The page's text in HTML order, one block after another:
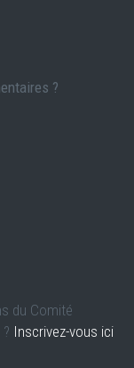
?
du Comité
Inscrivez-vous ici